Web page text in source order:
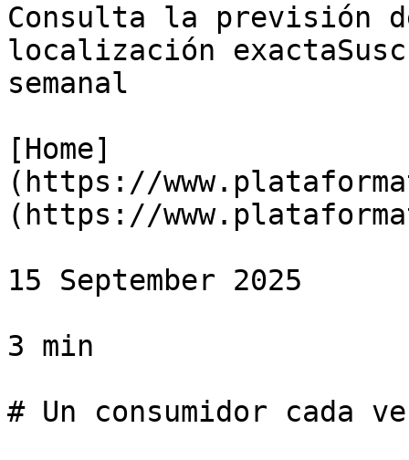
Consulta la previsión
localización
semanal
[Home]
(https://
(https://
15 September 2025
3 min
# Un consumidor cada